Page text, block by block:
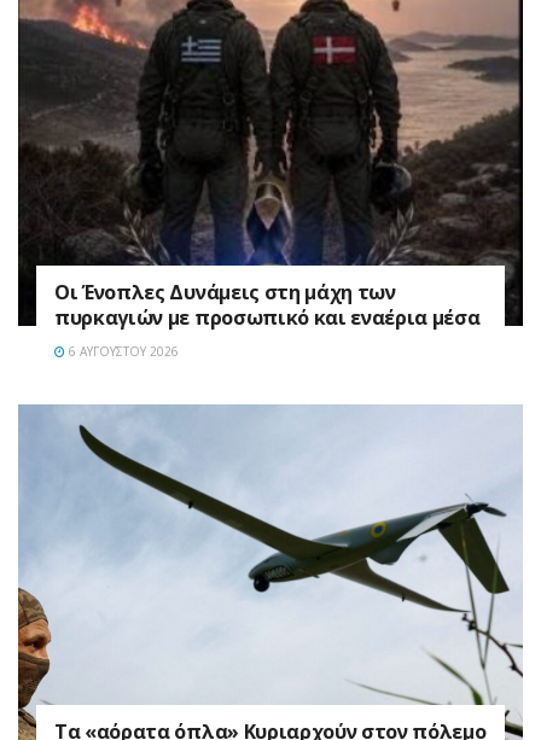
Οι Ένοπλες Δυνάμεις στη μάχη των
πυρκαγιών με προσωπικό και εναέρια μέσα
6 ΑΥΓΟΎΣΤΟΥ 2026
Τα «αόρατα όπλα» Κυριαρχούν στον πόλεμο